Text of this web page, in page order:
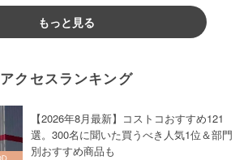
もっと見る
アクセスランキング
【2026年8月最新】コストコおすすめ121
選。300名に聞いた買うべき人気1位＆部門
別おすすめ商品も